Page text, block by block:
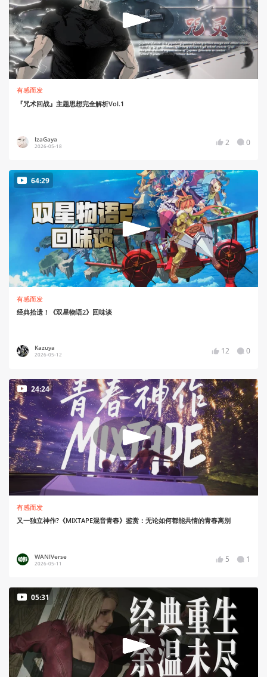
有感而发
『咒术回战』主题思想完全解析Vol.1
IzaGaya
2026-05-18 2 0
64:29
有感而发
经典拾遗！《双星物语2》回味谈
Kazuya
2026-05-12 12 0
24:24
有感而发
又一独立神作?《MIXTAPE混音青春》鉴赏：无论如何都能共情的青春离别
WANIVerse
2026-05-11 5 1
05:31